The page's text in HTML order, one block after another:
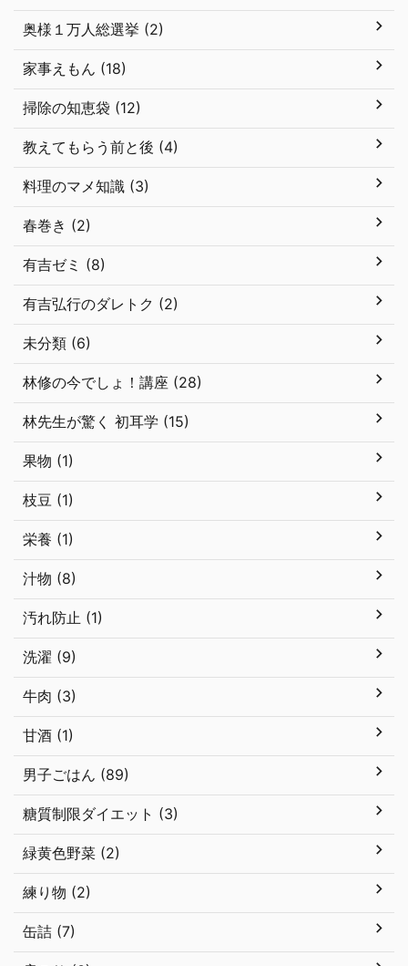
奥様１万人総選挙 (2)
家事えもん (18)
掃除の知恵袋 (12)
教えてもらう前と後 (4)
料理のマメ知識 (3)
春巻き (2)
有吉ゼミ (8)
有吉弘行のダレトク (2)
未分類 (6)
林修の今でしょ！講座 (28)
林先生が驚く 初耳学 (15)
果物 (1)
枝豆 (1)
栄養 (1)
汁物 (8)
汚れ防止 (1)
洗濯 (9)
牛肉 (3)
甘酒 (1)
男子ごはん (89)
糖質制限ダイエット (3)
緑黄色野菜 (2)
練り物 (2)
缶詰 (7)